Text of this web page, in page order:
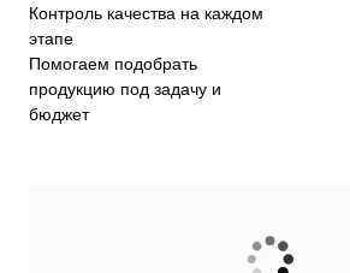
Контроль качества на каждом
этапе
Помогаем подобрать
продукцию под задачу и
бюджет